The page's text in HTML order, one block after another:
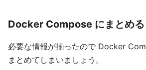
Docker Compose にまとめる
必要な情報が揃ったので Docker
まとめてしまいましょう。